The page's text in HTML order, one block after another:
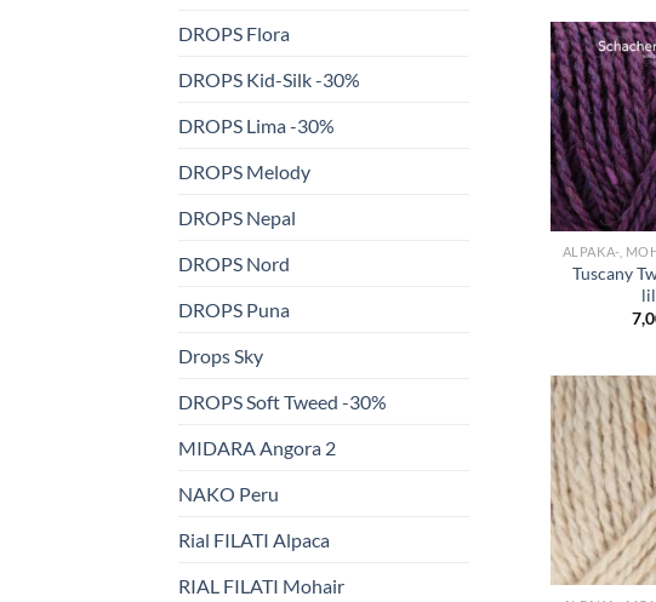
DROPS Flora
DROPS Kid-Silk -30%
DROPS Lima -30%
DROPS Melody
DROPS Nepal
DROPS Nord
DROPS Puna
Drops Sky
DROPS Soft Tweed -30%
MIDARA Angora 2
NAKO Peru
Rial FILATI Alpaca
RIAL FILATI Mohair
+
Tuscany
+